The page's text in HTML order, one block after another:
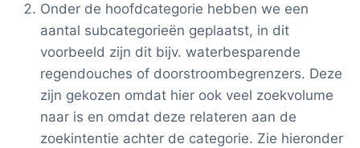
Onder de hoofdcategorie hebben we een
aantal subcategorieën geplaatst, in dit
voorbeeld zijn dit bijv. waterbesparende
regendouches of doorstroombegrenzers. Deze
zijn gekozen omdat hier ook veel zoekvolume
naar is en omdat deze relateren aan de
zoekintentie achter de categorie. Zie hieronder